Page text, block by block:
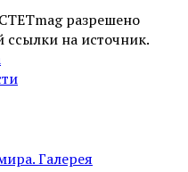
разрешено
ссылки на источник.
Галерея